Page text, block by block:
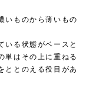
いものから薄いもの
いる状態がベースと
単はその上に重ねる
ととのえる役目があ